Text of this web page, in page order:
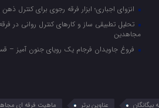
انزوای اجباری؛ ابزار فرقه رجوی برای کنترل
تحلیل تطبیقی ساز و کارهای کنترل روانی در
مجاهدین
فروغ جاویدان فرجام یک رویای جنون آمیز –
عناوین برتر ماهیت فرقه ای